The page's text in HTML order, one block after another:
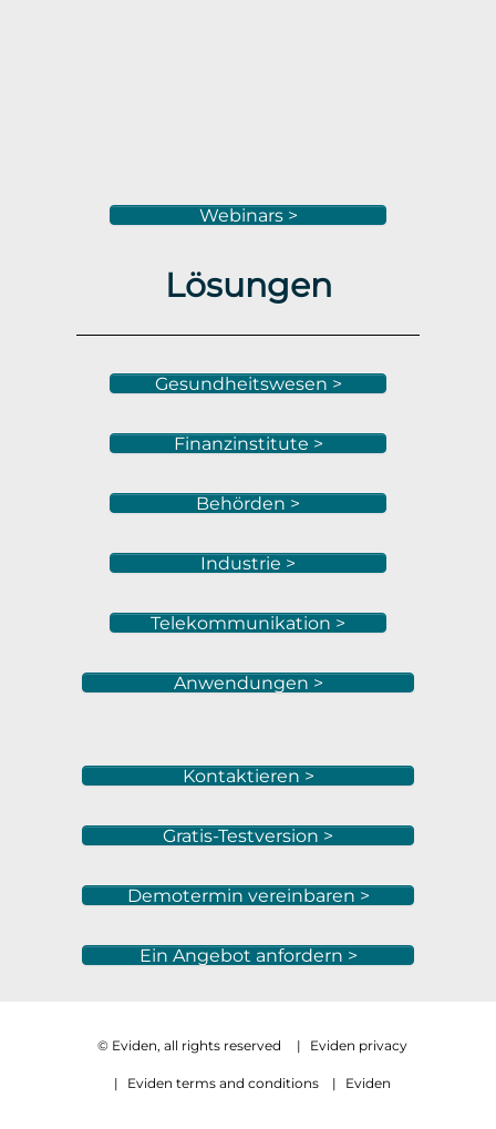
Webinars >
Lösungen
Gesundheitswesen >
Finanzinstitute >
Behörden >
Industrie >
Telekommunikation >
Anwendungen >
Kontaktieren >
Gratis-Testversion >
Demotermin vereinbaren >
Ein Angebot anfordern >
© Eviden, all rights reserved | Eviden privacy
| Eviden terms and conditions | Eviden